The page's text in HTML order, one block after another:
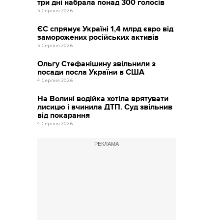
три дні набрала понад 300 голосів
5 Серпня 2026
ЄС спрямує Україні 1,4 млрд євро від
заморожених російських активів
5 Серпня 2026
Ольгу Стефанішину звільнили з
посади посла України в США
4 Серпня 2026
На Волині водійка хотіла врятувати
лисицю і вчинила ДТП. Суд звільнив
від покарання
4 Серпня 2026
РЕКЛАМА